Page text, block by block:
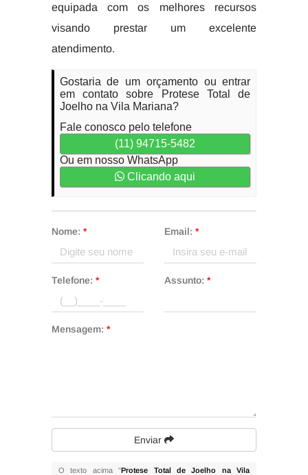
equipada com os melhores recursos
visando prestar um excelente
atendimento.
Gostaria de um orçamento ou entrar
em contato sobre Protese Total de
Joelho na Vila Mariana?
Fale conosco pelo telefone
(11) 94715-5482
Ou em nosso WhatsApp
Clicando aqui
Nome: * Email: *
Telefone: * Assunto: *
Mensagem: *
Enviar
O texto acima "Protese Total de Joelho na Vila